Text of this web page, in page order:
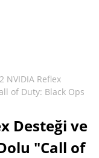
NVIDIA Reflex
of Duty: Black Ops
Desteği ve
"Call of